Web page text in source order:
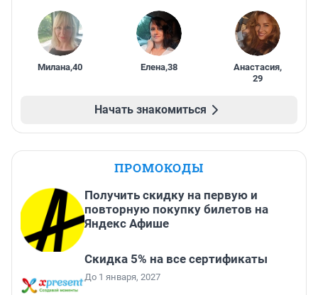
Милана,40 Елена,38 Анастасия,
29
Начать знакомиться
ПРОМОКОДЫ
Получить скидку на первую и
повторную покупку билетов на
Яндекс Афише
Скидка 5% на все сертификаты
До 1 января, 2027